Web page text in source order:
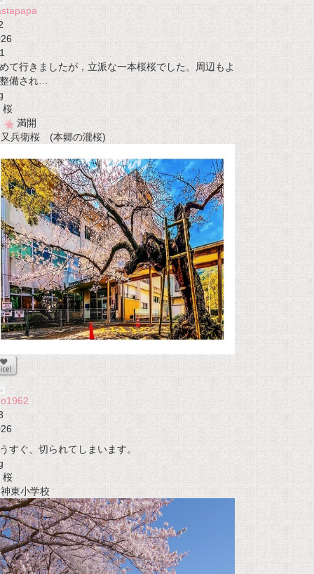
1
て行きましたが，立派な一本桜桜でした。周辺もよ
備され…
桜
満開
兵衛桜 (本郷の瀧桜)
すぐ、切られてしまいます。
桜
東小学校